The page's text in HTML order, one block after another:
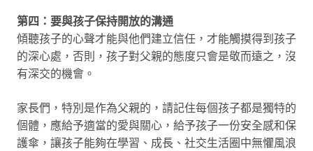
第四：要與孩子保持開放的溝通
傾聽孩子的心聲才能與他們建立信任，才能觸摸得到孩子
的深心處，否則，孩子對父親的態度只會是敬而遠之，沒
有深交的機會。
家長們，特別是作為父親的，請記住每個孩子都是獨特的
個體，應給予適當的愛與關心，給予孩子一份安全感和保
護傘，讓孩子能夠在學習、成長、社交生活圈中無懼風浪